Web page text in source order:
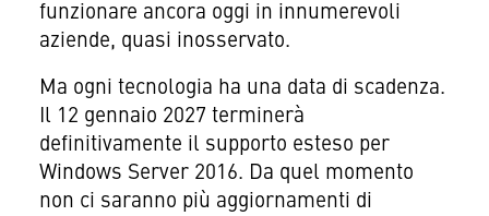
funzionare ancora oggi in innumerevoli
aziende, quasi inosservato.
Ma ogni tecnologia ha una data di scadenza.
Il 12 gennaio 2027 terminerà
definitivamente il supporto esteso per
Windows Server 2016. Da quel momento
non ci saranno più aggiornamenti di